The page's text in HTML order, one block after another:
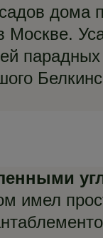
дома
Москве.
имел